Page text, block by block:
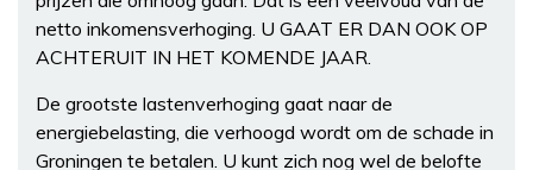
netto inkomensverhoging. U GAAT ER DAN OOK OP
ACHTERUIT IN HET KOMENDE JAAR.
De grootste lastenverhoging gaat naar de
energiebelasting, die verhoogd wordt om de schade in
Groningen te betalen. U kunt zich nog wel de belofte